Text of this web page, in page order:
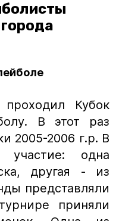
Кубок
В этот раз
2005-2006 г.р. В
участие: одна
другая - из
представляли
приняли